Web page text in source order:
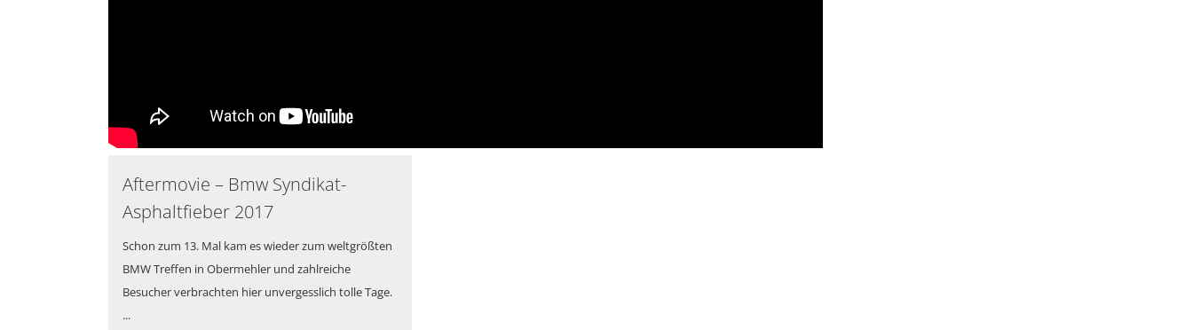
Aftermovie – Bmw Syndikat-
Asphaltfieber 2017
Schon zum 13. Mal kam es wieder zum weltgrößten
BMW Treffen in Obermehler und zahlreiche
Besucher verbrachten hier unvergesslich tolle Tage.
...